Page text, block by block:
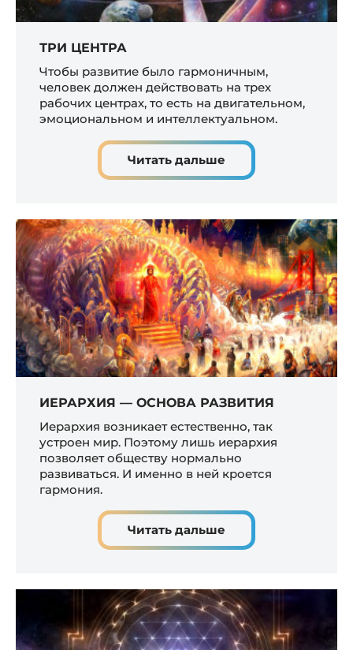
ТРИ ЦЕНТРА
Чтобы развитие было гармоничным,
человек должен действовать на трех
рабочих центрах, то есть на двигательном,
эмоциональном и интеллектуальном.
Читать дальше
ИЕРАРХИЯ — ОСНОВА РАЗВИТИЯ
Иерархия возникает естественно, так
устроен мир. Поэтому лишь иерархия
позволяет обществу нормально
развиваться. И именно в ней кроется
гармония.
Читать дальше